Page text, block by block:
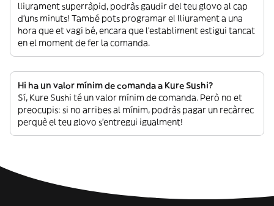
lliurament superràpid, podràs gaudir del teu glovo al cap
d’uns minuts! També pots programar el lliurament a una
hora que et vagi bé, encara que l’establiment estigui tancat
en el moment de fer la comanda.
Hi ha un valor mínim de comanda a Kure Sushi?
Sí, Kure Sushi té un valor mínim de comanda. Però no et
preocupis: si no arribes al mínim, podràs pagar un recàrrec
perquè el teu glovo s’entregui igualment!